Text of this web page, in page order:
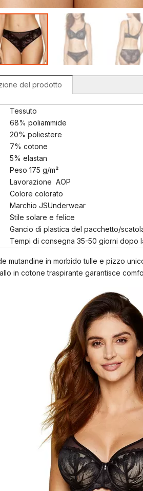
del prodotto
Tessuto
68% poliammide
20% poliestere
7% cotone
5% elastan
Peso 175 g/m²
Lavorazione AOP
Colore colorato
Marchio JSUnderwear
Stile solare e felice
Gancio di plastica del pacchetto/
Tempi di consegna 35-50 giorni dopo
mutandine in morbido tulle e pizzo
in cotone traspirante garantisce